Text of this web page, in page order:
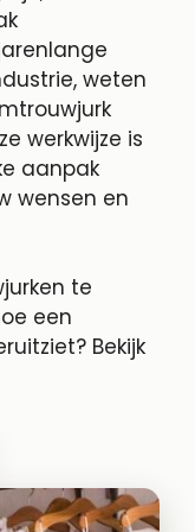
weten
werkwijze is
aanpak
wensen en
te
een
Bekijk